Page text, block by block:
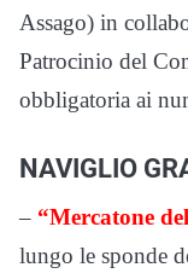
Assago) in
Patrocinio del
obbligatoria ai
NAVIGLIO
– “Mercatone
lungo le sponde